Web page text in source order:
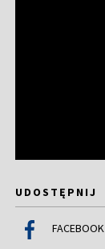
UDOSTĘPNIJ
FACEBOOK